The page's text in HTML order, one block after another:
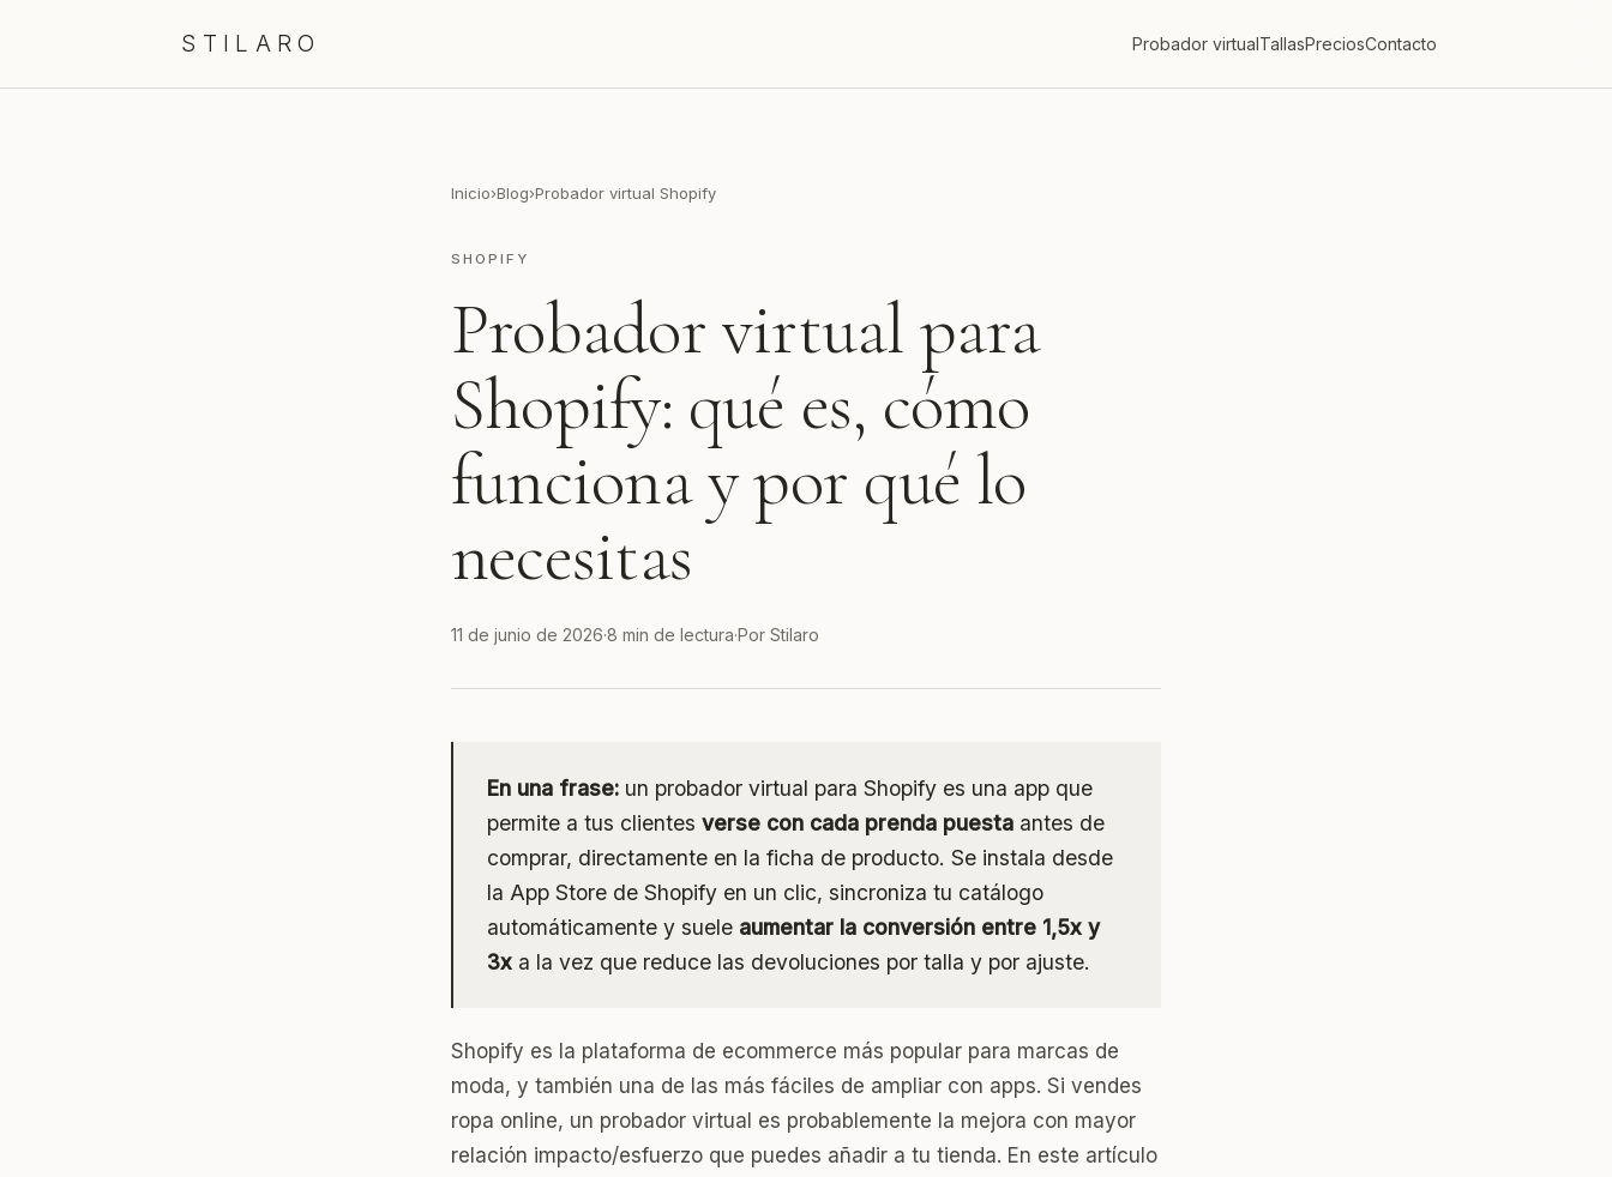
STILARO Probador virtualTallasPreciosContacto
Inicio›Blog›Probador virtual Shopify
SHOPIFY
Probador virtual para
Shopify: qué es, cómo
funciona y por qué lo
necesitas
11 de junio de 2026·8 min de lectura·Por Stilaro
En una frase: un probador virtual para Shopify es una app que
permite a tus clientes verse con cada prenda puesta antes de
comprar, directamente en la ficha de producto. Se instala desde
la App Store de Shopify en un clic, sincroniza tu catálogo
automáticamente y suele aumentar la conversión entre 1,5x y
3x a la vez que reduce las devoluciones por talla y por ajuste.
Shopify es la plataforma de ecommerce más popular para marcas de
moda, y también una de las más fáciles de ampliar con apps. Si vendes
ropa online, un probador virtual es probablemente la mejora con mayor
relación impacto/esfuerzo que puedes añadir a tu tienda. En este artículo